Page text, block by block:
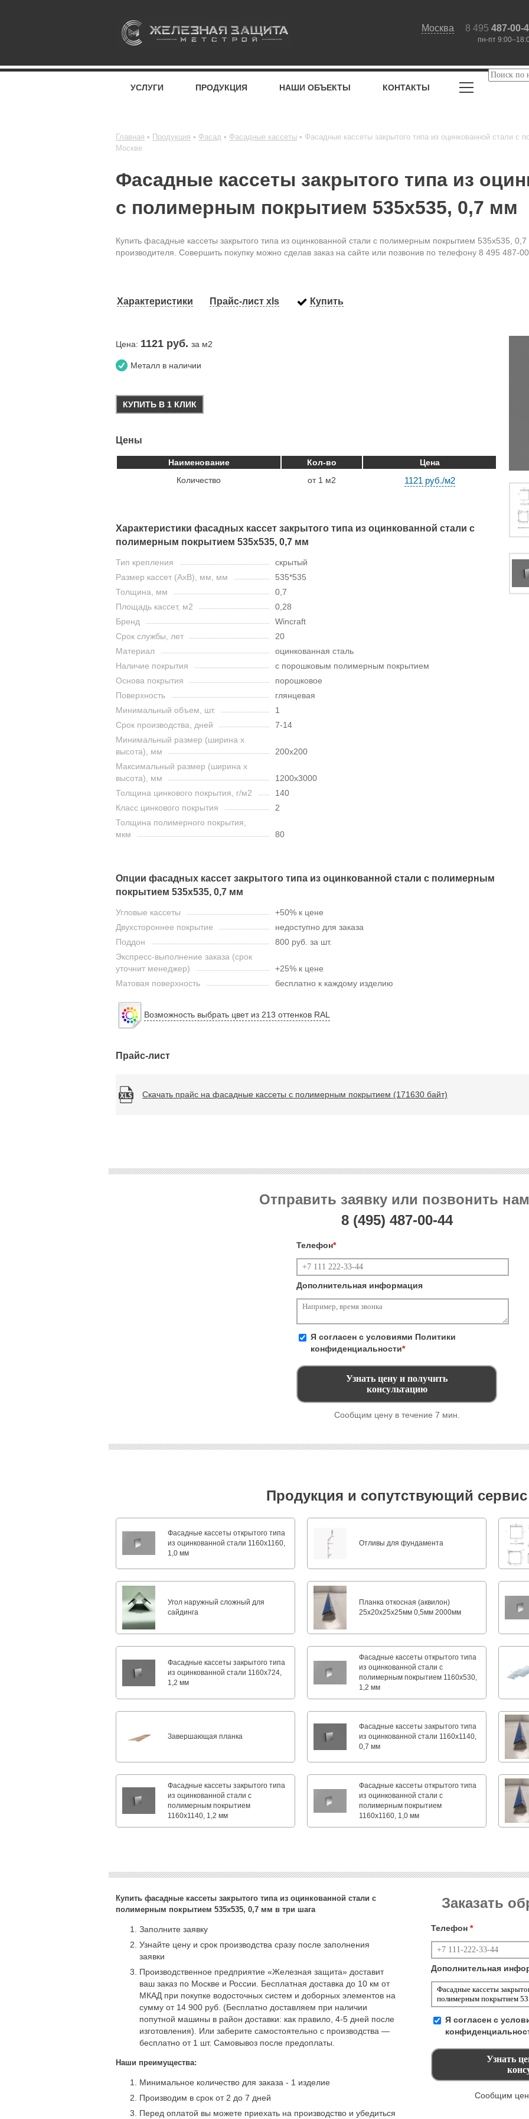
Москва 8 495 487-00-
пн-пт
УСЛУГИ ПРОДУКЦИЯ НАШИ ОБЪЕКТЫ КОНТАКТЫ
Главная Продукция Фасад Фасадные кассеты
Фасадные кассеты закрытого типа из оцинкованной стали
Москве
Фасадные кассеты закрытого типа из
с полимерным покрытием 535х535, 0,7 мм
Купить фасадные кассеты закрытого типа из оцинкованной стали с полимерным покрытием 535х535,
производителя. Совершить покупку можно сделав заказ на сайте или позвонив по телефону 8 495 487-
Характеристики Прайс-лист xls Купить
Цена: 1121 руб. за м2
Металл в наличии
КУПИТЬ В 1 КЛИК
Цены
Наименование Кол-во
Цена
Количество
от 1 м2 1121 руб./м2
Характеристики фасадных кассет закрытого типа из оцинкованной стали с
полимерным покрытием 535х535, 0,7 мм
Тип крепления
скрытый
Размер кассет (AxB), мм, мм
535*535
Толщина, мм
0,7
Площадь кассет, м2
0,28
Бренд
Wincraft
Срок службы, лет
20
Материал
оцинкованная сталь
Наличие покрытия
с порошковым полимерным покрытием
Основа покрытия
порошковое
Поверхность
глянцевая
Минимальный объем, шт.
1
Срок производства, дней
7-14
Минимальный размер (ширина х
высота), мм
200х200
Максимальный размер (ширина х
высота), мм
1200х3000
Толщина цинкового покрытия, г/м2
140
Класс цинкового покрытия
2
Толщина полимерного покрытия,
мкм
80
Опции фасадных кассет закрытого типа из оцинкованной стали с полимерным
покрытием 535х535, 0,7 мм
Угловые кассеты
+50% к цене
Двухстороннее покрытие
недоступно для заказа
Поддон
800 руб. за шт.
Экспресс-выполнение заказа (срок
уточнит менеджер)
+25% к цене
Матовая поверхность
бесплатно к каждому изделию
Возможность выбрать цвет из 213 оттенков RAL
Прайс-лист
Скачать прайс на фасадные кассеты с полимерным покрытием (171630 байт)
Отправить заявку или позвонить
8 (495) 487-00-44
Телефон*
Дополнительная информация
Я согласен с условиями Политики
конфиденциальности*
Сообщим цену в течение 7 мин.
Продукция и сопутствующий сервис
Фасадные кассеты открытого типа
из оцинкованной стали 1160х1160,
1,0 мм
Отливы для фундамента
Угол наружный сложный для
сайдинга
Планка откосная (аквилон)
25х20х25х25мм 0,5мм 2000мм
Фасадные кассеты закрытого типа
из оцинкованной стали 1160х724,
1,2 мм
Фасадные кассеты открытого типа
из оцинкованной стали с
полимерным покрытием 1160х530,
1,2 мм
Завершающая планка
Фасадные кассеты закрытого типа
из оцинкованной стали 1160х1140,
0,7 мм
Фасадные кассеты закрытого типа
из оцинкованной стали с
полимерным покрытием
1160х1140, 1,2 мм
Фасадные кассеты открытого типа
из оцинкованной стали с
полимерным покрытием
1160х1160, 1,0 мм
Купить фасадные кассеты закрытого типа из оцинкованной стали с
полимерным покрытием 535х535, 0,7 мм в три шага
Заполните заявку
Узнайте цену и срок производства сразу после заполнения
заявки
Производственное предприятие «Железная защита» доставит
ваш заказ по Москве и России. Бесплатная доставка до 10 км от
МКАД при покупке водосточных систем и доборных элементов на
сумму от 14 900 руб. (Бесплатно доставляем при наличии
попутной машины в район доставки: как правило, 4-5 дней после
изготовления). Или заберите самостоятельно с производства —
бесплатно от 1 шт. Самовывоз после предоплаты.
Наши преимущества:
Минимальное количество для заказа - 1 изделие
Производим в срок от 2 до 7 дней
Перед оплатой вы можете приехать на производство и убедиться
Заказать
Телефон *
Дополнительная
Я согласен с
Сообщим